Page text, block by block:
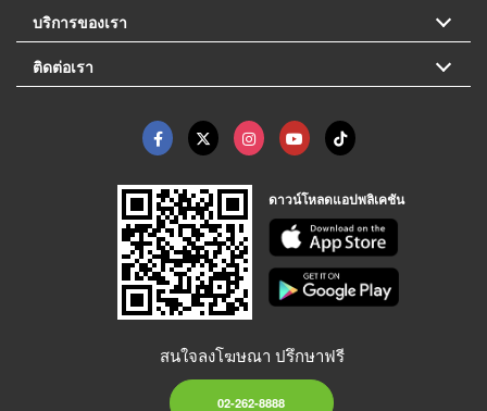
บริการของเรา
ติดต่อเรา
ดาวน์โหลดแอปพลิเคชัน
สนใจลงโฆษณา ปรึกษาฟรี
02-262-8888